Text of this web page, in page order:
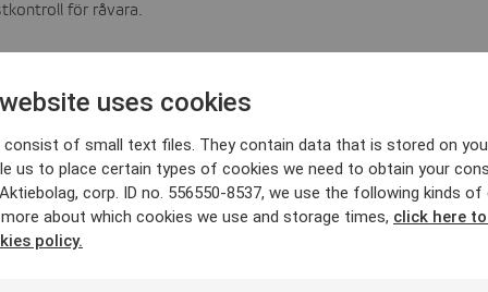
för råvara.
Analyzer kan mäta fler parametrar i fler material kommer
där kortare ledtider, enkelhet och minskad
tidigare kommunicerat kraftsamlar vi nu med fokus på att
målsättningen är att ha tekniken för denna framme under
för komplexa mätningar
fastställa energiinnehåll behöver man kunna mäta både fukt- och
uses cookies
consist of small text files. They contain data that is stored on
us to place certain types of cookies we need to obtain your
corp. ID no. 556550-8537, we use the following kinds of
about which cookies we use and storage times, click here
policy.